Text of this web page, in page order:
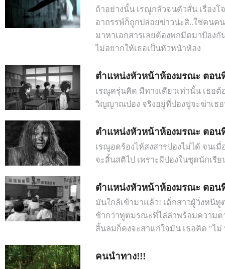
ถ้าอย่างนั้น เรณูกลัวจนตัวสั่น เรื่อง
อาถรรพ์ก็ถูกปล่อยข่าวน่ะสิ..ใช่คน
มาหาเอกสารเลยต้องพกมีดมาป้อง
ไม่อยากให้เธอเป็นหัวหน้าห้อง
ตำแหน่งหัวหน้าห้องมรณะ ตอน
เรณูครุ่นคิด มีทางเดียวเท่านั้น เธอ
วิญญาณปอง จริงอยู่ที่ปองขู่จะฆ่าเธ
ตำแหน่งหัวหน้าห้องมรณะ ตอน
เรณูอดร้องไห้สงสารปองไม่ได้ จนเ
จะสิ้นสติไป เพราะผีปองในชุดนักเรี
ตำแหน่งหัวหน้าห้องมรณะ ตอน
มันใกล้เข้ามาแล้ว! เด็กสาวผู้วิ่งหนี
ช้ากว่าทูตมรณะที่ไล่ล่าพร้อมความต
สิ้นลมก็คงจะสาแก่ใจมัน เธอคิด "ไ
คนนำทาง!!!